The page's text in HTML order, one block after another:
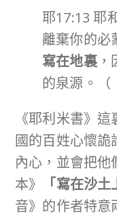
耶17:13 耶
離棄你的必
寫在地裏，
的泉源。（
《耶利米書》
國的百姓心懷詭
內心，並會把
本》
「寫在沙土
音》的作者特意